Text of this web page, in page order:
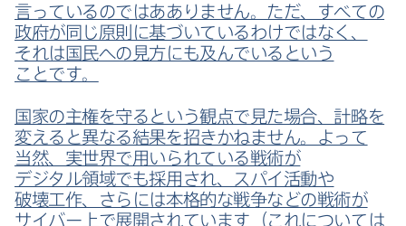
言っているのでは​あありません。​ただ、​すべての​
政府が​同じ​原則に​基づいているわけではなく、​
それは​国民への​見方にも​及んでいると​いう​
ことです。
国家の​主権を​守ると​いう​観点で​見た​場合、​計略を​
変えると​異なる​結果を​招きかねません。​よって​
当然、​実世界で​用いられている​戦術が​
デジタル領域でも​採用され、​スパイ活動や​
破壊工作、​さらには​本格的な​戦争などの​戦術が​
サイバー上で​展開されています​（これに​ついては​